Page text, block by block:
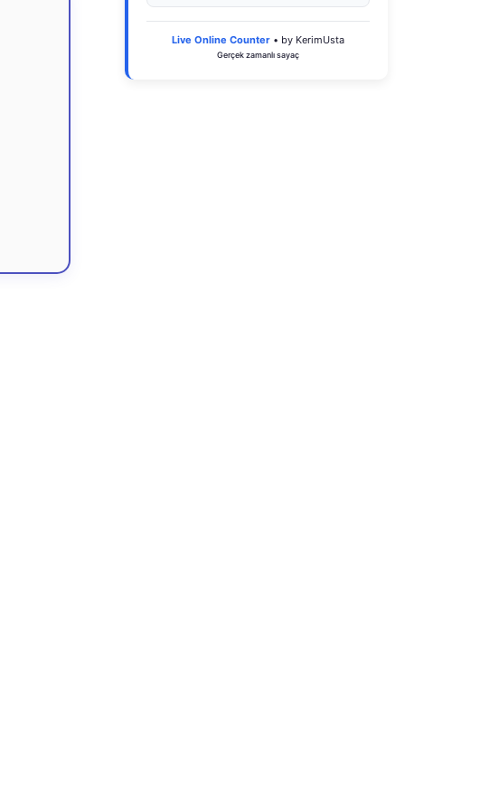
Live Online Counter • by KerimUsta
Gerçek zamanlı sayaç